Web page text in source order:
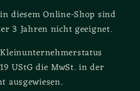
diesem Online-Shop sind
3 Jahren nicht geeignet.
UStG die MwSt. in der
ausgewiesen.